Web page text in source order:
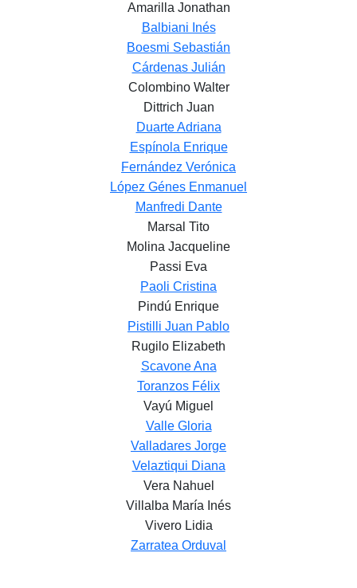
Amarilla Jonathan
Balbiani Inés
Boesmi Sebastián
Cárdenas Julián
Colombino Walter
Dittrich Juan
Duarte Adriana
Espínola Enrique
Fernández Verónica
López Génes Enmanuel
Manfredi Dante
Marsal Tito
Molina Jacqueline
Passi Eva
Paoli Cristina
Pindú Enrique
Pistilli Juan Pablo
Rugilo Elizabeth
Scavone Ana
Toranzos Félix
Vayú Miguel
Valle Gloria
Valladares Jorge
Velaztiqui Diana
Vera Nahuel
Villalba María Inés
Vivero Lidia
Zarratea Orduval